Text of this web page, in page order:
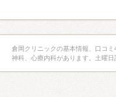
倉岡クリニックの基本情報、口コ
神科、心療内科があります。土曜日